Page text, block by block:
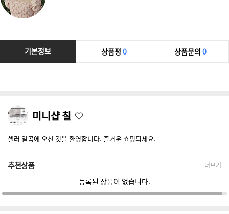
기본정보 상품평 0 상품문의 0
미니샵 칠
셀러 일곱에 오신 것을 환영합니다. 즐거운 쇼핑되세요.
추천상품 더보기
등록된 상품이 없습니다.